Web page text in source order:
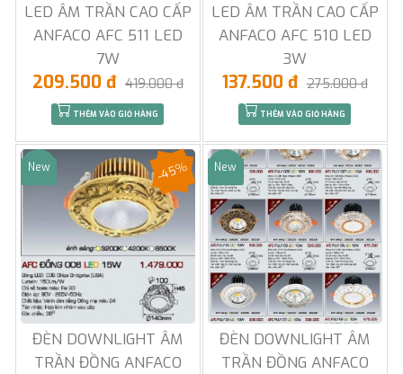
LED ÂM TRẦN CAO CẤP
ANFACO AFC 511 LED
7W
209.500 đ 419.000 đ
THÊM VÀO GIỎ HÀNG
LED ÂM TRẦN CAO CẤP
ANFACO AFC 510 LED
3W
137.500 đ 275.000 đ
THÊM VÀO GIỎ HÀNG
Sale
New
ĐÈN DOWNLIGHT ÂM
TRẦN ĐỒNG ANFACO
-45% Sale
New
ĐÈN DOWNLIGHT ÂM
TRẦN ĐỒNG ANFACO